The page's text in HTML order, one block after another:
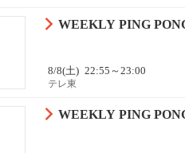
WEEKLY PING
8/8(土) 22:55～23:00
テレ東
WEEKLY PING